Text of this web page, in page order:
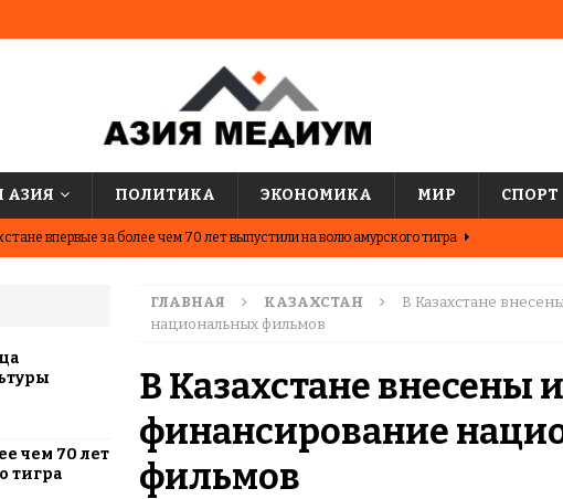
АЗИЯ ПОЛИТИКА ЭКОНОМИКА МИР СПОРТ
впервые за более чем 70 лет выпустили на волю амурского тигра
Что показывают последние исследования о популярных
Алматы: два города Казахстана. Где жить выгоднее?
ГЛАВНАЯ КАЗАХСТАН
В Казахстане
национальных фильмов
В Казахстане внесены
финансирование
фильмов
чем 70 лет
тигра